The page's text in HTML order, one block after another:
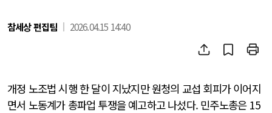
참세상 편집팀 2026.04.15 14:40
개정 노조법 시행 한 달이 지났지만 원청의 교섭 회피가 이어지
면서 노동계가 총파업 투쟁을 예고하고 나섰다. 민주노총은 15